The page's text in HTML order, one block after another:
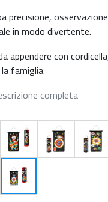
precisione,
in modo divertente.
appendere con
famiglia.
completa